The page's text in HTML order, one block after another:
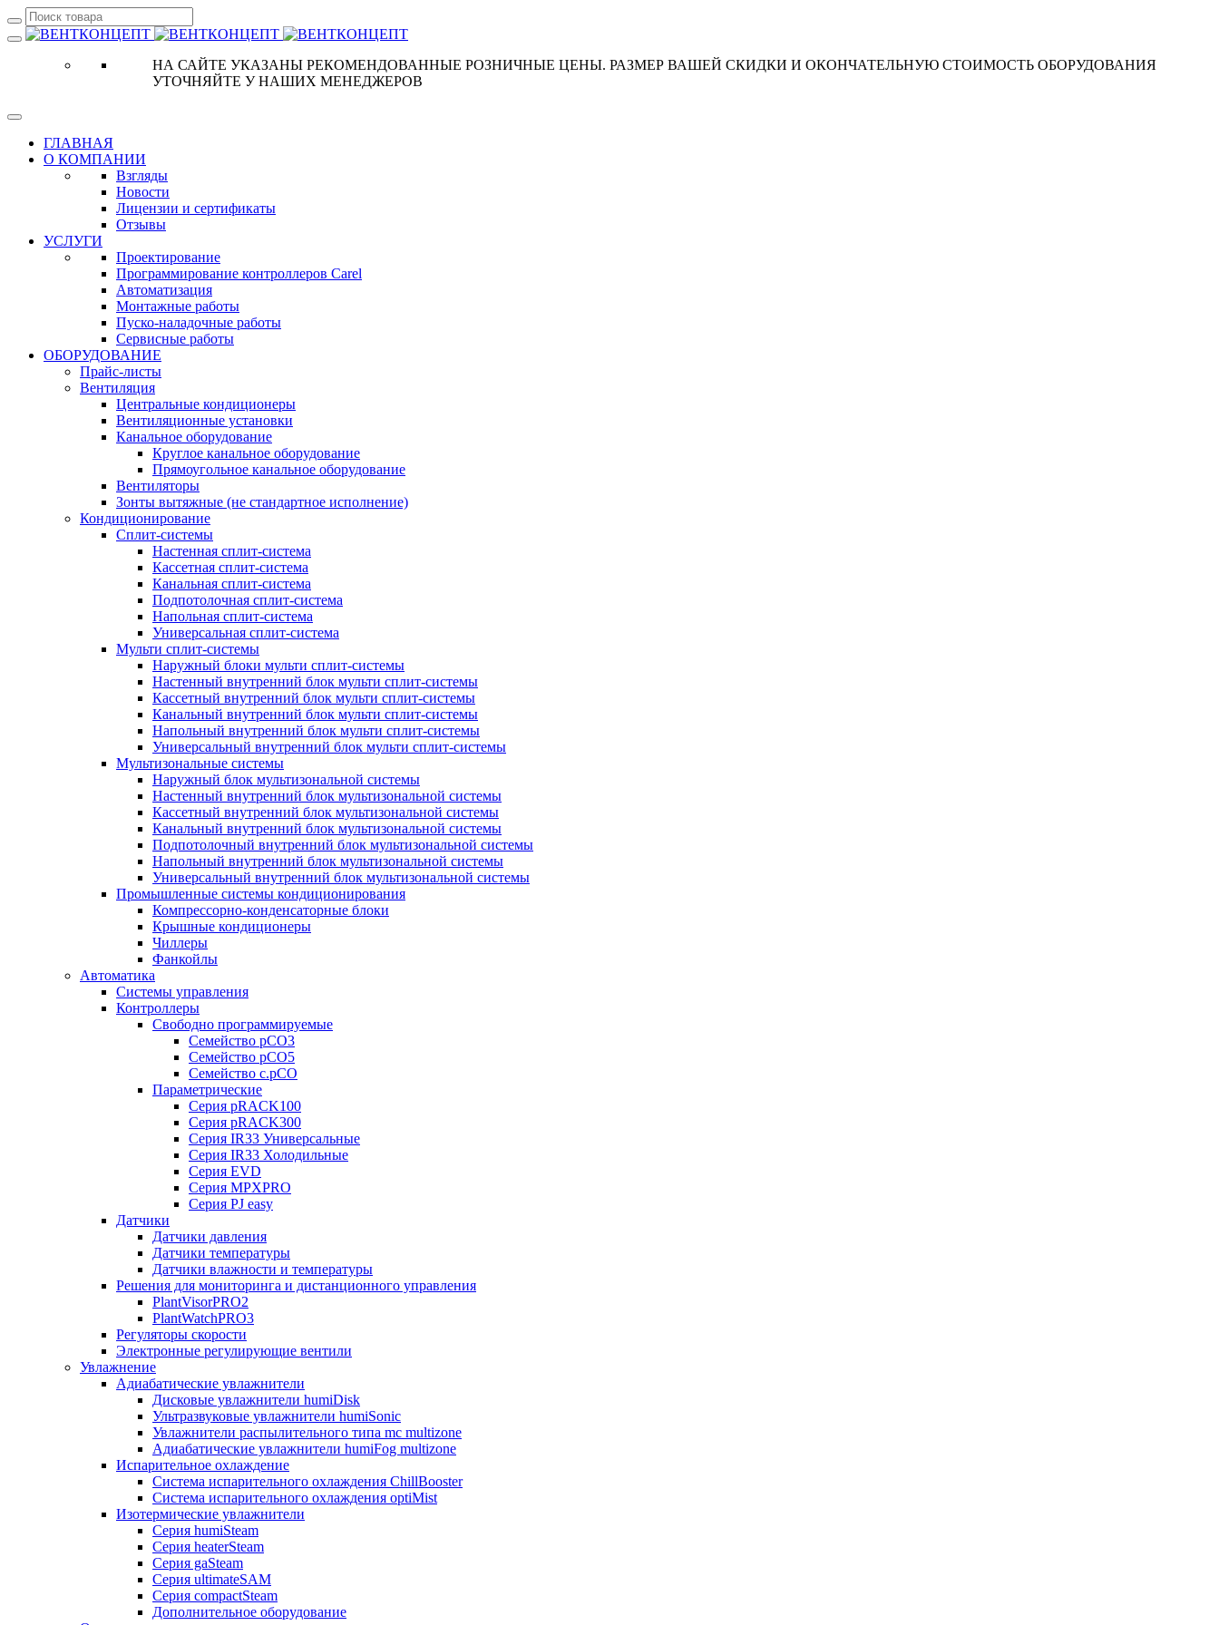
НА САЙТЕ УКАЗАНЫ РЕКОМЕНДОВАННЫЕ РОЗНИЧНЫЕ ЦЕНЫ. РАЗМЕР ВАШЕЙ СКИДКИ И ОКОНЧАТЕЛЬНУЮ СТОИМОСТЬ ОБОРУДОВАНИЯ
УТОЧНЯЙТЕ У НАШИХ МЕНЕДЖЕРОВ
ГЛАВНАЯ
О КОМПАНИИ
Взгляды
Новости
Лицензии и сертификаты
Отзывы
УСЛУГИ
Проектирование
Программирование контроллеров Carel
Автоматизация
Монтажные работы
Пуско-наладочные работы
Сервисные работы
ОБОРУДОВАНИЕ
Прайс-листы
Вентиляция
Центральные кондиционеры
Вентиляционные установки
Канальное оборудование
Круглое канальное оборудование
Прямоугольное канальное оборудование
Вентиляторы
Зонты вытяжные (не стандартное исполнение)
Кондиционирование
Сплит-системы
Настенная сплит-система
Кассетная сплит-система
Канальная сплит-система
Подпотолочная сплит-система
Напольная сплит-система
Универсальная сплит-система
Мульти сплит-системы
Наружный блоки мульти сплит-системы
Настенный внутренний блок мульти сплит-системы
Кассетный внутренний блок мульти сплит-системы
Канальный внутренний блок мульти сплит-системы
Напольный внутренний блок мульти сплит-системы
Универсальный внутренний блок мульти сплит-системы
Мультизональные системы
Наружный блок мультизональной системы
Настенный внутренний блок мультизональной системы
Кассетный внутренний блок мультизональной системы
Канальный внутренний блок мультизональной системы
Подпотолочный внутренний блок мультизональной системы
Напольный внутренний блок мультизональной системы
Универсальный внутренний блок мультизональной системы
Промышленные системы кондиционирования
Компрессорно-конденсаторные блоки
Крышные кондиционеры
Чиллеры
Фанкойлы
Автоматика
Системы управления
Контроллеры
Свободно программируемые
Семейство pCO3
Семейство pCO5
Семейство c.pCO
Параметрические
Серия pRACK100
Серия pRACK300
Серия IR33 Универсальные
Серия IR33 Холодильные
Серия EVD
Серия MPXPRO
Серия PJ easy
Датчики
Датчики давления
Датчики температуры
Датчики влажности и температуры
Решения для мониторинга и дистанционного управления
PlantVisorPRO2
PlantWatchPRO3
Регуляторы скорости
Электронные регулирующие вентили
Увлажнение
Адиабатические увлажнители
Дисковые увлажнители humiDisk
Ультразвуковые увлажнители humiSonic
Увлажнители распылительного типа mc multizone
Адиабатические увлажнители humiFog multizone
Испарительное охлаждение
Система испарительного охлаждения ChillBooster
Система испарительного охлаждения optiMist
Изотермические увлажнители
Серия humiSteam
Серия heaterSteam
Серия gaSteam
Серия ultimateSAM
Серия compactSteam
Дополнительное оборудование